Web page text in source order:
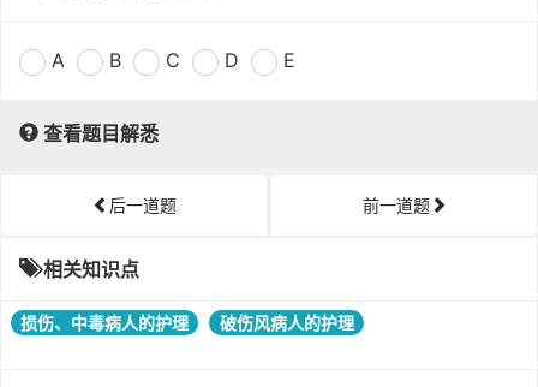
A B C D E
查看题目解悉
后一道题 前一道题
相关知识点
损伤、中毒病人的护理 破伤风病人的护理